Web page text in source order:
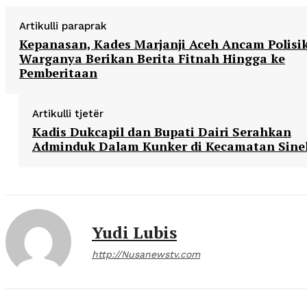
Artikulli paraprak
Kepanasan, Kades Marjanji Aceh Ancam
Warganya Berikan Berita Fitnah Hingga ke
Pemberitaan
Artikulli tjetër
Kadis Dukcapil dan Bupati Dairi Serahkan
Adminduk Dalam Kunker di Kecamatan
Yudi Lubis
http://Nusanewstv.com